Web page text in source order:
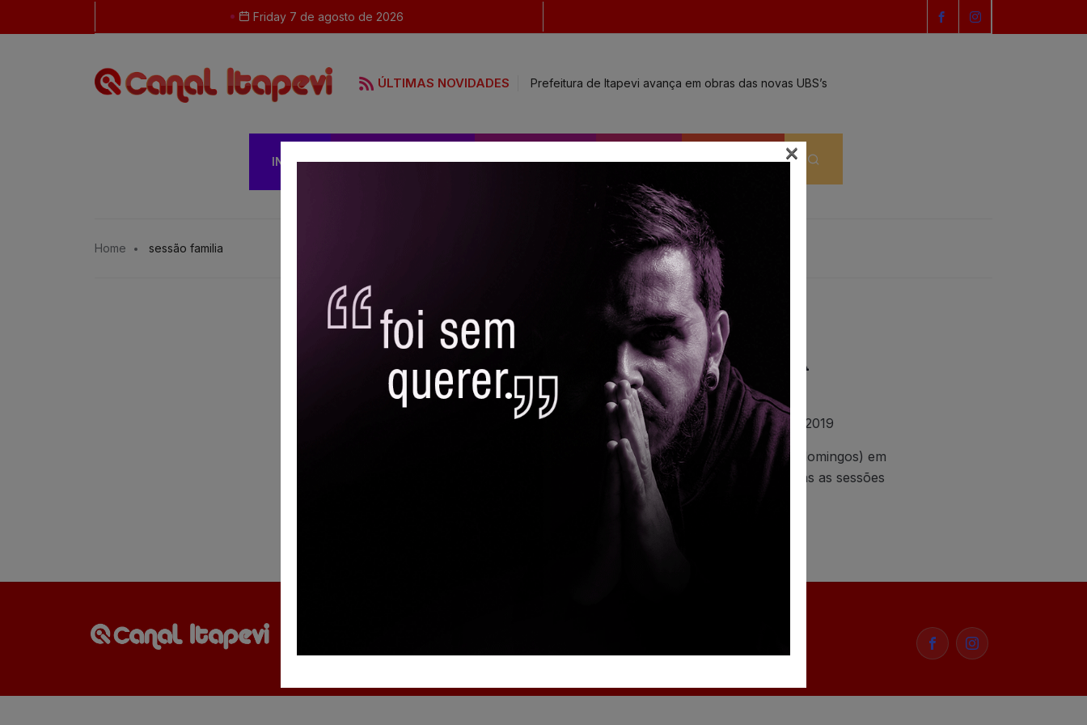
Friday 7 de agosto de 2026
ÚLTIMAS NOVIDADES Prefeitura de Itapevi avança em obras das novas UBS’s
INÍCIO GUIA COMERCIAL NOTÍCIAS FOTOS CONTATO
Home sessão familia
PROMOÇÃO SESSÃO FAMÍLIA
CENTERPLEX
Canal Itapevi 22 De Fevereiro De 2019
Durante os finais de semana (sábados e domingos) em
qualquer cinema da rede Centerplex, todas as sessões
×